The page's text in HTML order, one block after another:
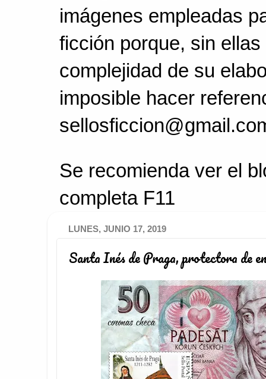
imágenes empleadas
ficción porque, sin
complejidad de su
imposible hacer
Se recomienda ver el
completa F11
LUNES, JUNIO 17, 2019
Santa Inés de Praga, protectora de